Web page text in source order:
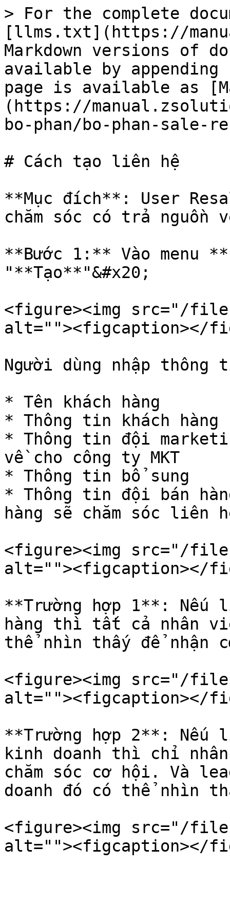
> For the complete
[llms.txt](https://
Markdown versions of
available by
page is available as
(https://
bo-phan/bo-phan-sale-
# Cách tạo liên hệ
**Mục đích**: User
chăm sóc có trả nguồn
**Bước 1:** Vào menu
"**Tạo**"&#x20;
<figure><img src="/files/
alt=""><figcaption></
Người dùng nhập
* Tên khách hàng
* Thông tin khách hàng
* Thông tin đội
về cho công ty MKT
* Thông tin bổ sung
* Thông tin đội bán
hàng sẽ chăm sóc liên
<figure><img src="/files/
alt=""><figcaption></
**Trường hợp 1**: Nếu
hàng thì tất cả nhân
thể nhìn thấy để nhận
<figure><img src="/files/
alt=""><figcaption></
**Trường hợp 2**: Nếu
kinh doanh thì chỉ
chăm sóc cơ hội. Và
doanh đó có thể nhìn
<figure><img src="/files/